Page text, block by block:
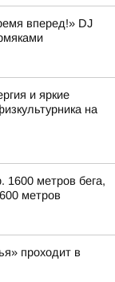
вперед!» DJ
и яркие
на
1600 метров бега,
метров
проходит в